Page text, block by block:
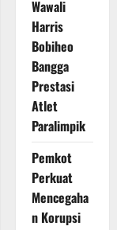
Wawali
Harris
Bobiheo
Bangga
Prestasi
Atlet
Paralimpik
Pemkot
Perkuat
Mencegaha
n Korupsi